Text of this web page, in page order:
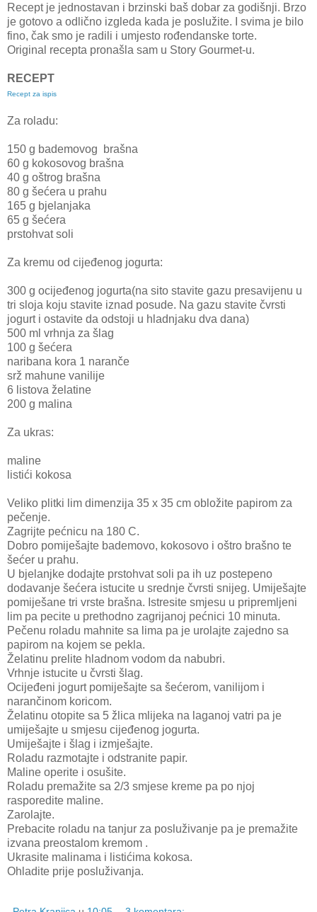
Recept je jednostavan i brzinski baš dobar za godišnji. Brzo
je gotovo a odlično izgleda kada je poslužite. I svima je bilo
fino, čak smo je radili i umjesto rođendanske torte.
Original recepta pronašla sam u Story Gourmet-u.
RECEPT
Recept za ispis
Za roladu:
150 g bademovog brašna
60 g kokosovog brašna
40 g oštrog brašna
80 g šećera u prahu
165 g bjelanjaka
65 g šećera
prstohvat soli
Za kremu od cijeđenog jogurta:
300 g ocijeđenog jogurta(na sito stavite gazu presavijenu u
tri sloja koju stavite iznad posude. Na gazu stavite čvrsti
jogurt i ostavite da odstoji u hladnjaku dva dana)
500 ml vrhnja za šlag
100 g šećera
naribana kora 1 naranče
srž mahune vanilije
6 listova želatine
200 g malina
Za ukras:
maline
listići kokosa
Veliko plitki lim dimenzija 35 x 35 cm obložite papirom za
pečenje.
Zagrijte pećnicu na 180 C.
Dobro pomiješajte bademovo, kokosovo i oštro brašno te
šećer u prahu.
U bjelanjke dodajte prstohvat soli pa ih uz postepeno
dodavanje šećera istucite u srednje čvrsti snijeg. Umiješajte
pomiješane tri vrste brašna. Istresite smjesu u pripremljeni
lim pa pecite u prethodno zagrijanoj pećnici 10 minuta.
Pečenu roladu mahnite sa lima pa je urolajte zajedno sa
papirom na kojem se pekla.
Želatinu prelite hladnom vodom da nabubri.
Vrhnje istucite u čvrsti šlag.
Ocijeđeni jogurt pomiješajte sa šećerom, vanilijom i
narančinom koricom.
Želatinu otopite sa 5 žlica mlijeka na laganoj vatri pa je
umiješajte u smjesu cijeđenog jogurta.
Umiješajte i šlag i izmješajte.
Roladu razmotajte i odstranite papir.
Maline operite i osušite.
Roladu premažite sa 2/3 smjese kreme pa po njoj
rasporedite maline.
Zarolajte.
Prebacite roladu na tanjur za posluživanje pa je premažite
izvana preostalom kremom .
Ukrasite malinama i listićima kokosa.
Ohladite prije posluživanja.